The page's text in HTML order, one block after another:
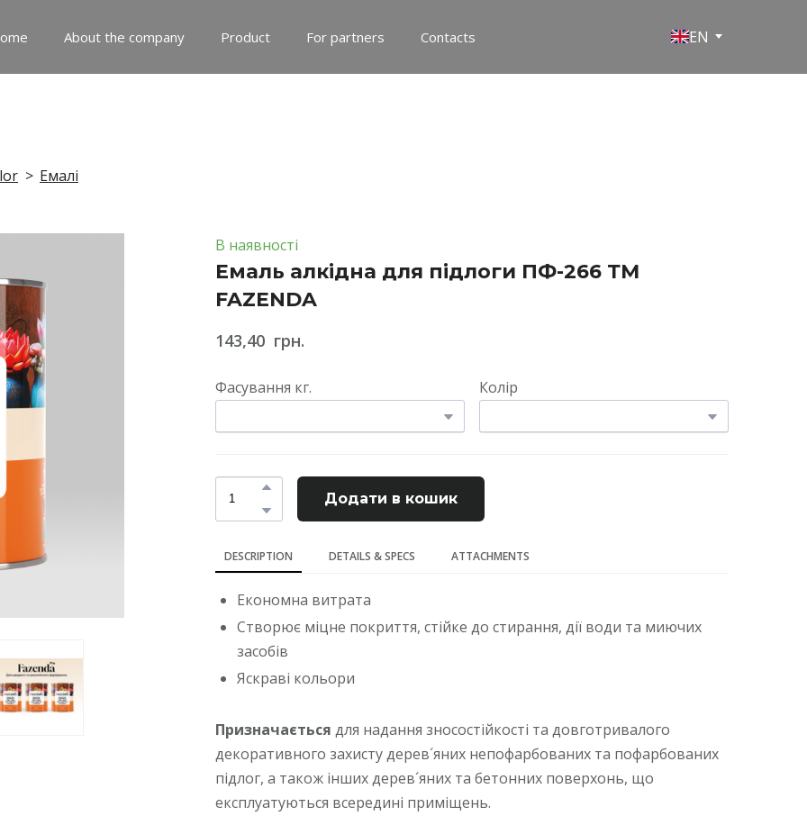
About the company Product For partners Contacts EN
Емалі
В наявності
Емаль алкідна для підлоги ПФ-266 ТМ
FAZENDA
143,40  грн.
Фасування кг. Колір
Додати в кошик
DESCRIPTION DETAILS & SPECS ATTACHMENTS
Економна витрата
Створює міцне покриття, стійке до стирання, дії води та миючих
засобів
Яскраві кольори
Призначається для надання зносостійкості та довготривалого
декоративного захисту дерев´яних непофарбованих та пофарбованих
підлог, а також інших дерев´яних та бетонних поверхонь, що
експлуатуються всередині приміщень.